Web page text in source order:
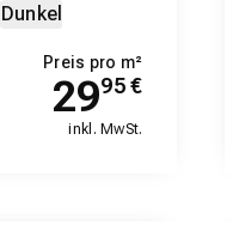
Dunkel
Preis pro m²
2995€
inkl. MwSt.